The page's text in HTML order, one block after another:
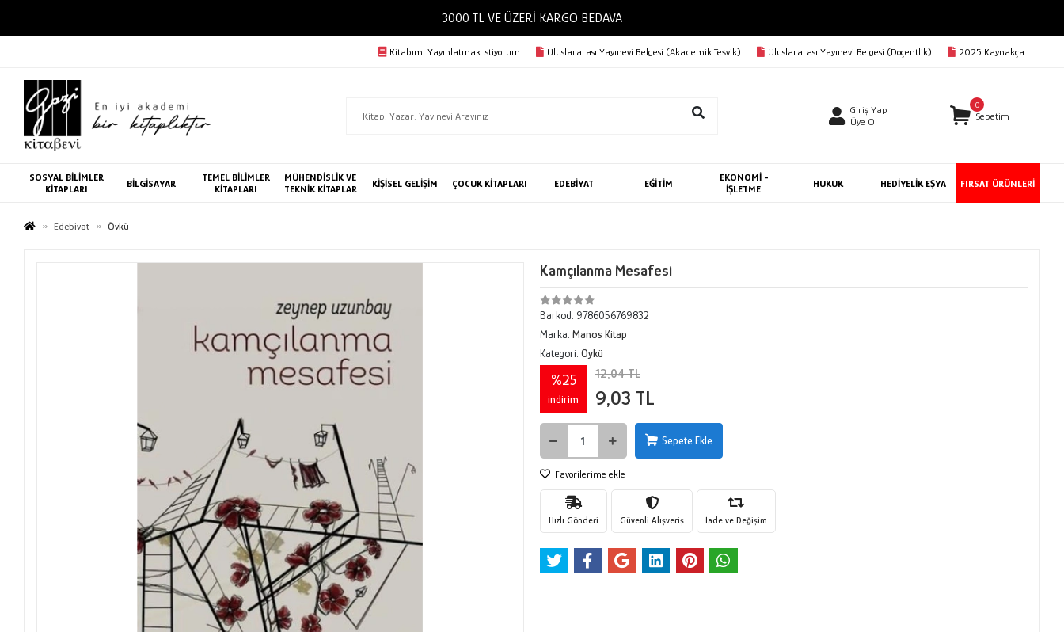
3000 TL VE ÜZERİ KARGO BEDAVA
Kitabımı Yayınlatmak İstiyorum Uluslararası Yayınevi Belgesi (Akademik Teşvik) Uluslararası Yayınevi Belgesi (Doçentlik) 2025 Kaynakça
Giriş Yap
Üye Ol
0
Sepetim
SOSYAL BİLİMLER
KİTAPLARI
BİLGİSAYAR
TEMEL BİLİMLER
KİTAPLARI
MÜHENDİSLİK VE
TEKNİK KİTAPLAR
KİŞİSEL GELİŞİM ÇOCUK KİTAPLARI EDEBİYAT EĞİTİM
EKONOMİ -
İŞLETME
HUKUK HEDİYELİK EŞYA FIRSAT ÜRÜNLERİ
Edebiyat Öykü
Kamçılanma Mesafesi
Barkod: 9786056769832
Marka: Manos Kitap
Kategori: Öykü
%25
indirim
12,04 TL
9,03 TL
Sepete Ekle
Favorilerime ekle
Hızlı Gönderi Güvenli Alışveriş İade ve Değişim